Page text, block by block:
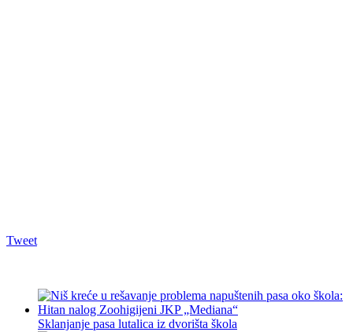
Tweet
Sklanjanje pasa lutalica iz dvorišta škola